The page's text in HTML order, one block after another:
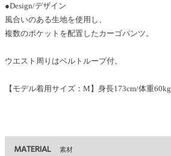
●Design/デザイン
風合いのある生地を使用し、
複数のポケットを配置したカーゴパンツ。
ウエスト周りはベルトループ付。
【モデル着用サイズ：M】身長173cm/体重60kg
MATERIAL 素材